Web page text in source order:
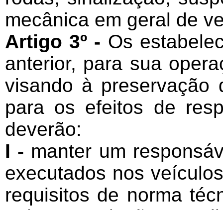
mecânica em geral de
Artigo 3º - Os
anterior, para sua
visando à preservação
para os efeitos de
deverão:
I - manter um
executados nos
requisitos de norma